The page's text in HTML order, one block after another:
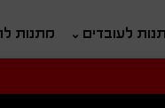
לעובדים מתנות